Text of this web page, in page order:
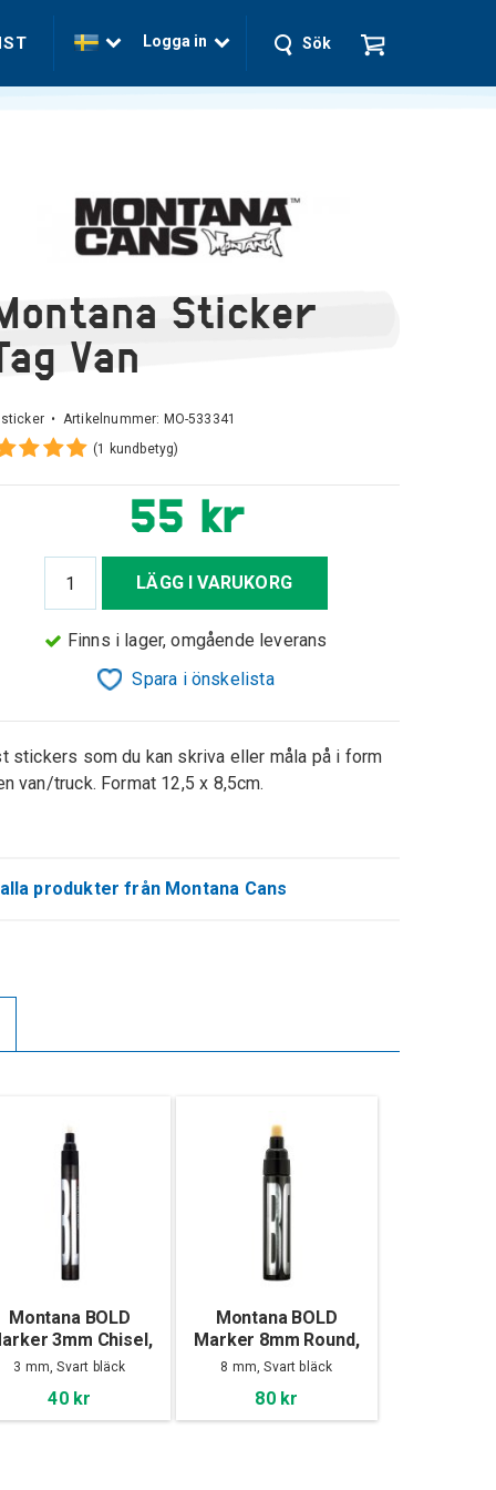
Logga in Sök
Sticker
Van
• Artikelnummer: MO-533341
(1 kundbetyg)
55 kr
LÄGG I VARUKORG
Finns i lager, omgående leverans
Spara i önskelista
stickers som du kan skriva eller måla på i form
van/truck. Format 12,5 x 8,5cm.
produkter från Montana Cans
Montana BOLD
3mm Chisel,
Black
3 mm, Svart bläck
40 kr
Montana BOLD
Marker 8mm Round,
Black
8 mm, Svart bläck
80 kr